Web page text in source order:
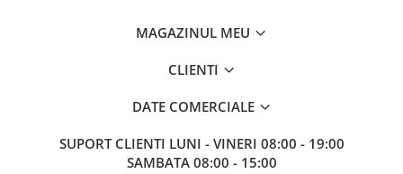
MAGAZINUL MEU
CLIENTI
DATE COMERCIALE
SUPORT CLIENTI LUNI - VINERI 08:00 - 19:00
SAMBATA 08:00 - 15:00